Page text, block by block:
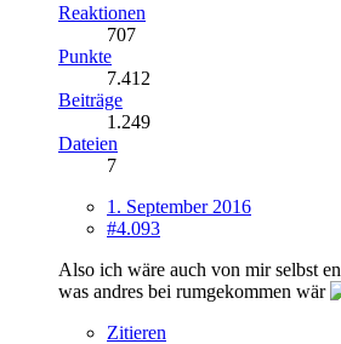
Reaktionen
707
Punkte
7.412
Beiträge
1.249
Dateien
7
1. September 2016
#4.093
Also ich wäre auch von mir selbst
was andres bei rumgekommen wär
Zitieren